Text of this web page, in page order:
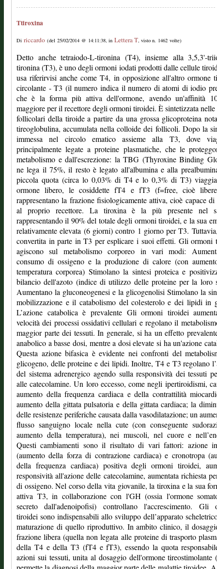
Ttiroxina
Di riccardo (del 25/02/2014 @ 14:11:38, in Lettera T, visto n. 1462 volte)
Detto anche tetraiodo-L-tironina (T4), insieme alla 3,5,3'-
tironina (T3), è uno degli ormoni iodati prodotti dalle cellule
usa riferirvisi anche come T4, in opposizione all'altro ormone
circolante - T3 (il numero indica il numero di atomi di iodio
che è la forma più attiva dell'ormone, avendo un'affinità
maggiore per il recettore degli ormoni tiroidei. È sintetizzata
follicolari della tiroide a partire da una grossa glicoproteina
tireoglobulina, accumulata nella colloide dei follicoli. Dopo la
immessa nel circolo ematico assieme alla T3, dove
principalmente legate a proteine plasmatiche, che le
metabolismo e dall'escrezione: la TBG (Thyroxine Binding
ne lega il 75%, il resto è legato all'albumina e alla
piccola quota (circa lo 0,03% di T4 e lo 0,3% di T3)
ormone libero, le cosiddette fT4 e fT3 (f=free, cioè
rappresentano la frazione fisiologicamente attiva, cioè capace di
al proprio recettore. La tiroxina è la più presente nel
rappresentando il 90% del totale degli ormoni tiroidei, e la sua
relativamente elevata (6 giorni) contro 1 giorno per T3.
convertita in parte in T3 per esplicare i suoi effetti. Gli ormoni
agiscono sul metabolismo corporeo in vari modi:
consumo di ossigeno e la produzione di calore (con
temperatura corporea) Stimolano la sintesi proteica e
bilancio dell'azoto (indice di utilizzo delle proteine per la loro
Aumentano la gluconeogenesi e la glicogenolisi Stimolano la
mobilizzazione e il catabolismo del colesterolo e dei lipidi in
L’azione catabolica è prevalente Gli ormoni tiroidei
velocità dei processi ossidativi cellulari e regolano il
maggior parte dei tessuti. In generale, si ha un effetto
anabolico a basse dosi, mentre a dosi elevate si ha un'azione
Questa azione bifasica è evidente nei confronti del
glicogeno, delle proteine e dei lipidi. Inoltre, T4 e T3 regolano
del sistema adrenergico agendo sulla responsività dei tessuti
alle catecolamine. Un loro eccesso, come negli ipertiroidismi,
aumento della frequenza cardiaca e della contrattilità
aumento della gittata pulsatoria e della gittata cardiaca; la
delle resistenze periferiche causata dalla vasodilatazione; un
flusso sanguigno locale nella cute (con conseguente
aumento della temperatura), nei muscoli, nel cuore e
Questi cambiamenti sono il risultato di vari fattori: azione
(aumento della forza di contrazione cardiaca) e cronotropa
della frequenza cardiaca) positiva degli ormoni tiroidei,
responsività all'azione delle catecolamine, aumentata richiesta
di ossigeno. Nel corso della vita giovanile, la tiroxina e la sua
attiva T3, in collaborazione con l'GH (ossia l'ormone
secreto dall'adenoipofisi) controllano l'accrescimento. Gli
tiroidei sono indispensabili allo sviluppo dell’apparato
maturazione di quello riproduttivo. In ambito clinico, il
frazione libera (quella non legata alle proteine di trasporto
della T4 e della T3 (fT4 e fT3), essendo la quota
azioni sui tessuti, unita al dosaggio dell'ormone tireostimolante